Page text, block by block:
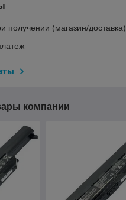
получении (магазин/доставка)
компании